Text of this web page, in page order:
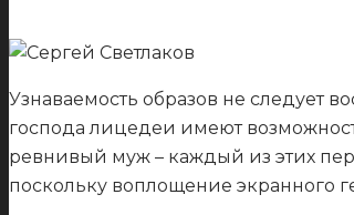
Узнаваемость образов не следует
господа лицедеи имеют
ревнивый муж – каждый из этих
поскольку воплощение экранного